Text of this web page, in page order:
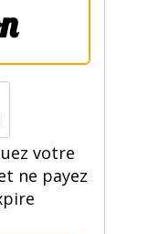
votre
ne payez